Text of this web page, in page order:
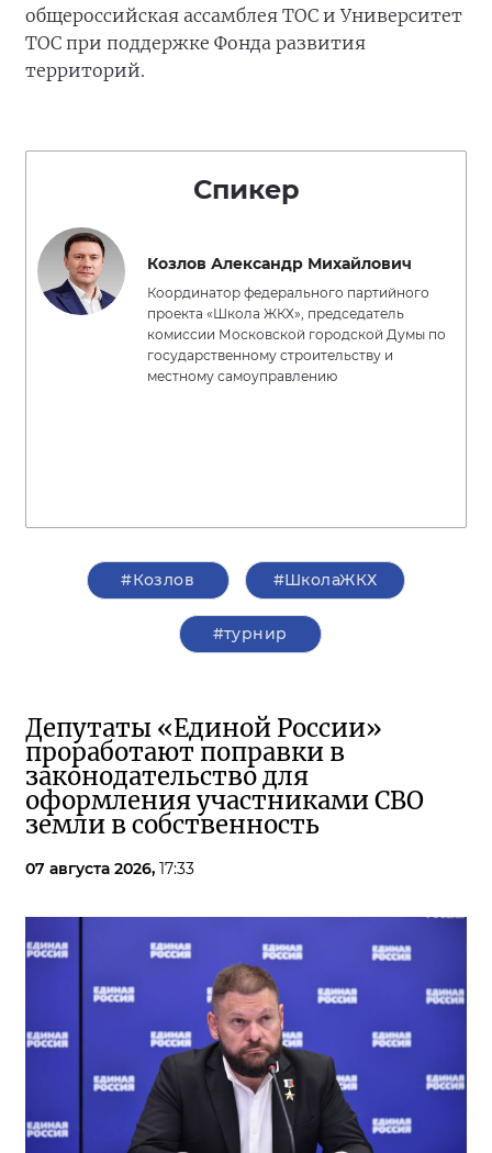
общероссийская ассамблея ТОС и Университет
ТОС при поддержке Фонда развития
территорий.
Спикер
Козлов Александр Михайлович
Координатор федерального партийного
проекта «Школа ЖКХ», председатель
комиссии Московской городской Думы по
государственному строительству и
местному самоуправлению
#Козлов #ШколаЖКХ
#турнир
Депутаты «Единой России»
проработают поправки в
законодательство для
оформления участниками СВО
земли в собственность
07 августа 2026, 17:33